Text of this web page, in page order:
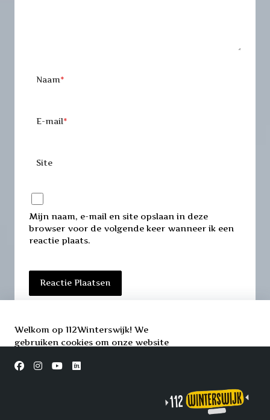
Naam*
E-mail*
Site
Mijn naam, e-mail en site opslaan in deze
browser voor de volgende keer wanneer ik een
reactie plaats.
Welkom op 112Winterswijk! We
gebruiken cookies om onze website
accepteren, helpt u ons om uw